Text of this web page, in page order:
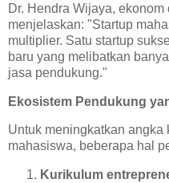
Dr. Hendra Wijaya,
menjelaskan: "Startup
multiplier. Satu startup
baru yang melibatkan
jasa pendukung."
Ekosistem Pendukung
Untuk meningkatkan angka
mahasiswa, beberapa hal
Kurikulum